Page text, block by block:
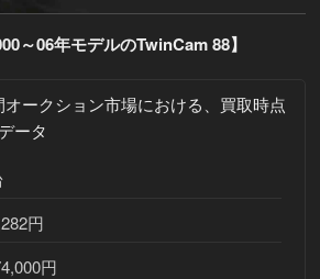
～06年モデルのTwinCam 88】
オークション市場における、買取時点
ータ
円
円